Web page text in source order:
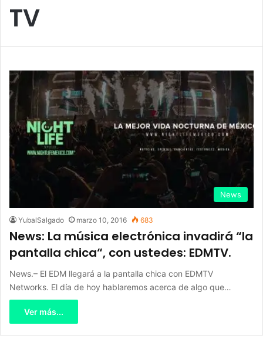
TV
News
YubalSalgado marzo 10, 2016 683
News: La música electrónica invadirá “la
pantalla chica“, con ustedes: EDMTV.
News.– El EDM llegará a la pantalla chica con EDMTV
Networks. El día de hoy hablaremos acerca de algo que…
Ver más...